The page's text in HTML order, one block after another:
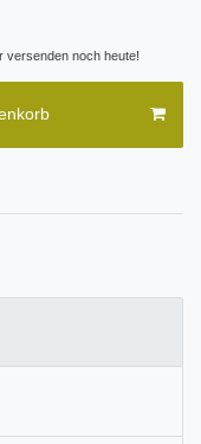
versenden noch heute!